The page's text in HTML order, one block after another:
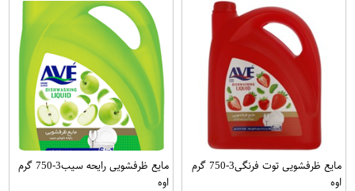
مایع ظرفشویی توت فرنگی3-750 گرم
اوه
مایع ظرفشویی رایحه سیب3-750 گرم
اوه